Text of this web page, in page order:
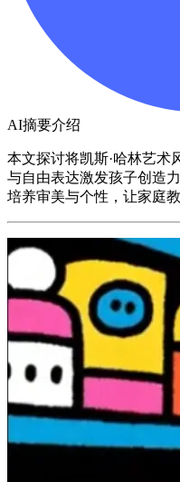
AI摘要介绍
本文探讨将凯斯·哈林艺术
与自由表达激发孩子创造
培养审美与个性，让家庭